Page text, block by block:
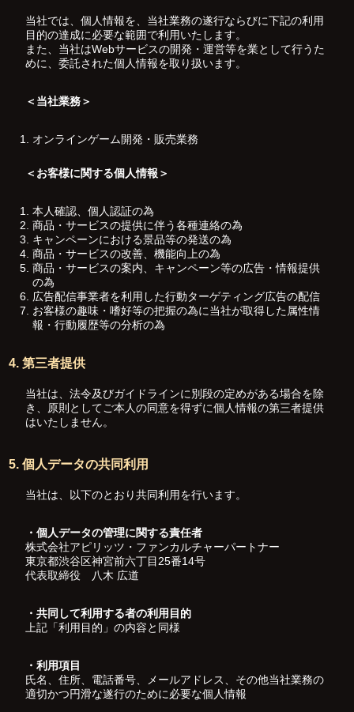
当社では、個人情報を、当社業務の遂行ならびに下記の利用
目的の達成に必要な範囲で利用いたします。
また、当社はWebサービスの開発・運営等を業として行うた
めに、委託された個人情報を取り扱います。
＜当社業務＞
オンラインゲーム開発・販売業務
＜お客様に関する個人情報＞
本人確認、個人認証の為
商品・サービスの提供に伴う各種連絡の為
キャンペーンにおける景品等の発送の為
商品・サービスの改善、機能向上の為
商品・サービスの案内、キャンペーン等の広告・情報提供
の為
広告配信事業者を利用した行動ターゲティング広告の配信
お客様の趣味・嗜好等の把握の為に当社が取得した属性情
報・行動履歴等の分析の為
4. 第三者提供
当社は、法令及びガイドラインに別段の定めがある場合を除
き、原則としてご本人の同意を得ずに個人情報の第三者提供
はいたしません。
5. 個人データの共同利用
当社は、以下のとおり共同利用を行います。
・個人データの管理に関する責任者
株式会社アピリッツ・ファンカルチャーパートナー
東京都渋谷区神宮前六丁目25番14号
代表取締役 八木 広道
・共同して利用する者の利用目的
上記「利用目的」の内容と同様
・利用項目
氏名、住所、電話番号、メールアドレス、その他当社業務の
適切かつ円滑な遂行のために必要な個人情報